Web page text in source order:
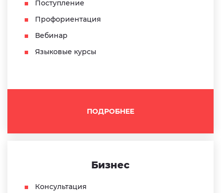
Поступление
Профориентация
Вебинар
Языковые курсы
ПОДРОБНЕЕ
Бизнес
Консультация